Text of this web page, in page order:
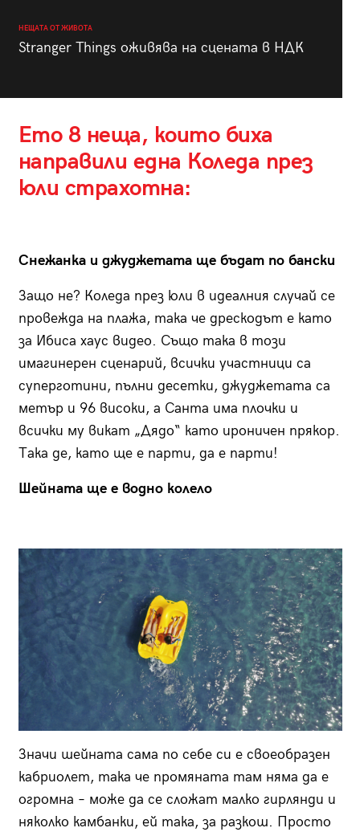
НЕЩАТА ОТ ЖИВОТА
Stranger Things оживява на сцената в НДК
Ето 8 неща, които биха
направили една Коледа през
юли страхотна:
Снежанка и джуджетата ще бъдат по бански
Защо не? Коледа през юли в идеалния случай се
провежда на плажа, така че дрескодът е като
за Ибиса хаус видео. Също така в този
имагинерен сценарий, всички участници са
суперготини, пълни десетки, джуджетата са
метър и 96 високи, а Санта има плочки и
всички му викат „Дядо“ като ироничен прякор.
Така де, като ще е парти, да е парти!
Шейната ще е водно колело
Значи шейната сама по себе си е своеобразен
кабриолет, така че промяната там няма да е
огромна – може да се сложат малко гирлянди и
няколко камбанки, ей така, за разкош. Просто